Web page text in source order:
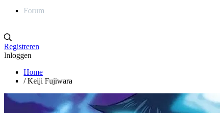
Forum
Registreren
Inloggen
Home
/ Keiji Fujiwara